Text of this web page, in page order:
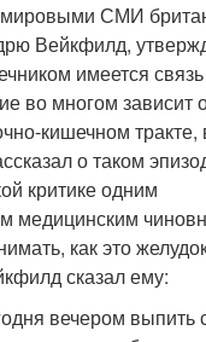
СМИ
Вейкфилд,
имеется
во многом зависит
кишечном тракте,
о таком
критике одним
медицинским
как это
сказал ему:
вечером выпить